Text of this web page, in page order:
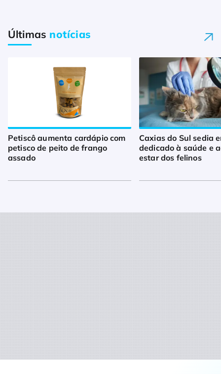
Últimas notícias
Petiscô aumenta cardápio com
petisco de peito de frango
assado
Caxias do Sul sedia
dedicado à saúde e
estar dos felinos